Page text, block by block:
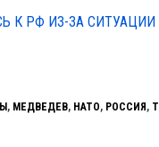
К РФ ИЗ-ЗА
, МЕДВЕДЕВ, НАТО, РОССИЯ,